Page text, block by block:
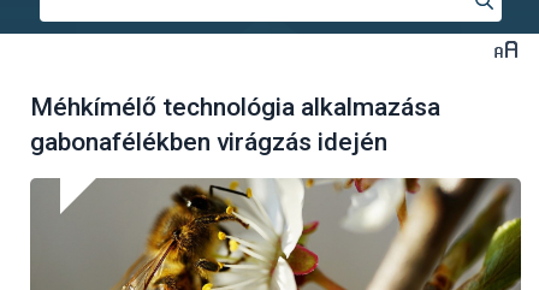
Méhkímélő technológia alkalmazása
gabonafélékben virágzás idején